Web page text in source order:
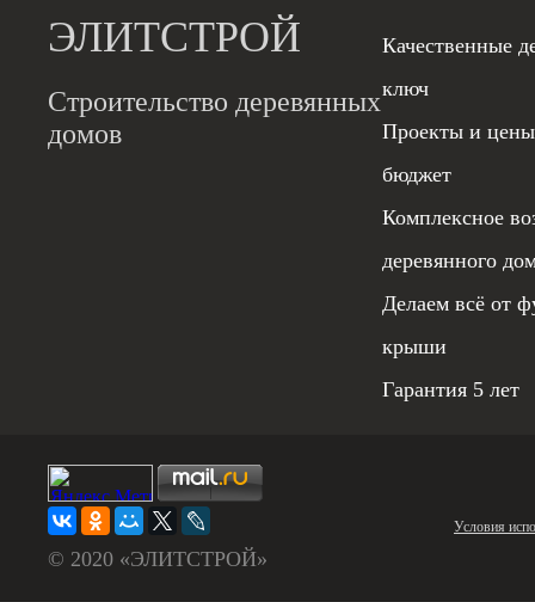
ЭЛИТСТРОЙ
Строительство деревянных
домов
Качественные
ключ
Проекты и
бюджет
Комплексное
деревянного
Делаем всё от
крыши
Гарантия 5 лет
© 2020 «ЭЛИТСТРОЙ»
Условия